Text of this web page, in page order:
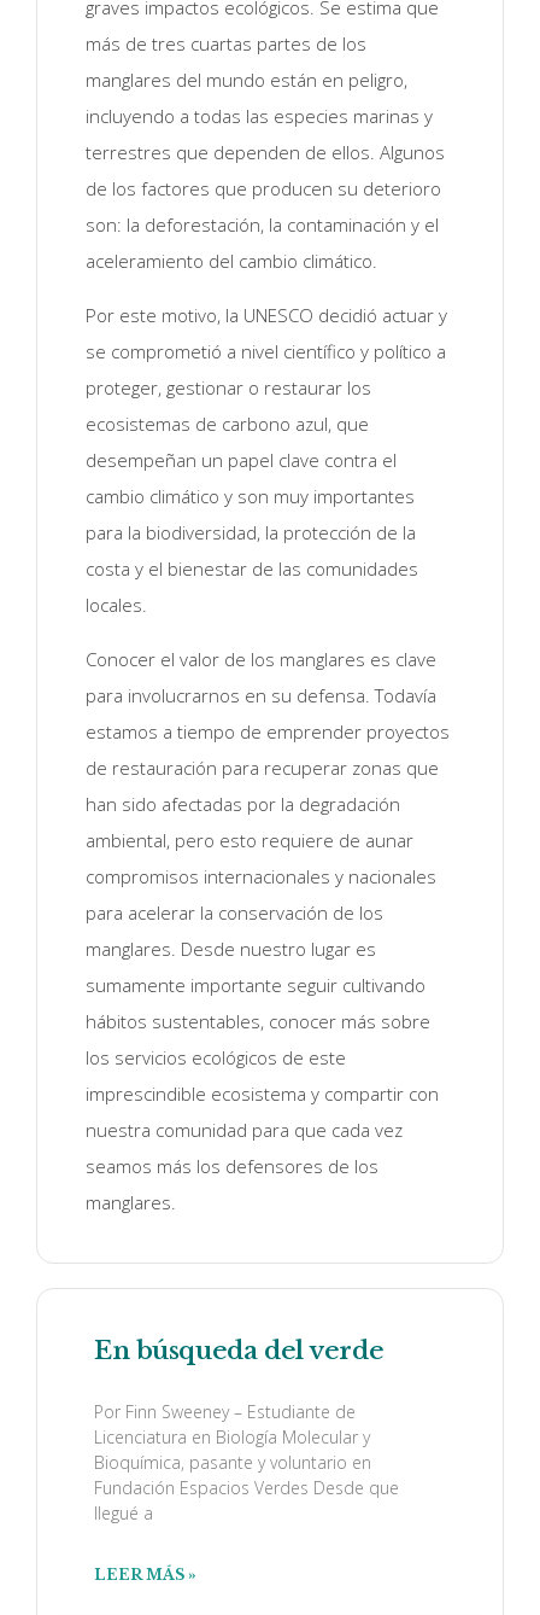
graves impactos ecológicos. Se estima que
más de tres cuartas partes de los
manglares del mundo están en peligro,
incluyendo a todas las especies marinas y
terrestres que dependen de ellos. Algunos
de los factores que producen su deterioro
son: la deforestación, la contaminación y el
aceleramiento del cambio climático.
Por este motivo, la UNESCO decidió actuar y
se comprometió a nivel científico y político a
proteger, gestionar o restaurar los
ecosistemas de carbono azul, que
desempeñan un papel clave contra el
cambio climático y son muy importantes
para la biodiversidad, la protección de la
costa y el bienestar de las comunidades
locales.
Conocer el valor de los manglares es clave
para involucrarnos en su defensa. Todavía
estamos a tiempo de emprender proyectos
de restauración para recuperar zonas que
han sido afectadas por la degradación
ambiental, pero esto requiere de aunar
compromisos internacionales y nacionales
para acelerar la conservación de los
manglares. Desde nuestro lugar es
sumamente importante seguir cultivando
hábitos sustentables, conocer más sobre
los servicios ecológicos de este
imprescindible ecosistema y compartir con
nuestra comunidad para que cada vez
seamos más los defensores de los
manglares.
En búsqueda del verde
Por Finn Sweeney – Estudiante de
Licenciatura en Biología Molecular y
Bioquímica, pasante y voluntario en
Fundación Espacios Verdes Desde que
llegué a
LEER MÁS »